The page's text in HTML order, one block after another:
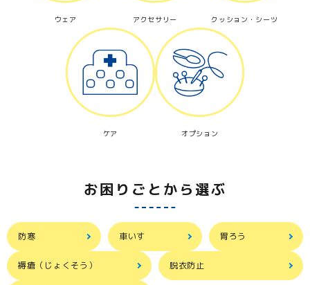
ウェア アクセサリー クッション・シーツ
ケア オプション
お困りごとから選ぶ
防寒 車いす 胃ろう
褥瘡（じょくそう） 脱衣防止